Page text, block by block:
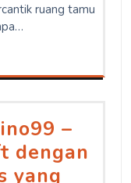
ruang tamu
–
dengan
yang